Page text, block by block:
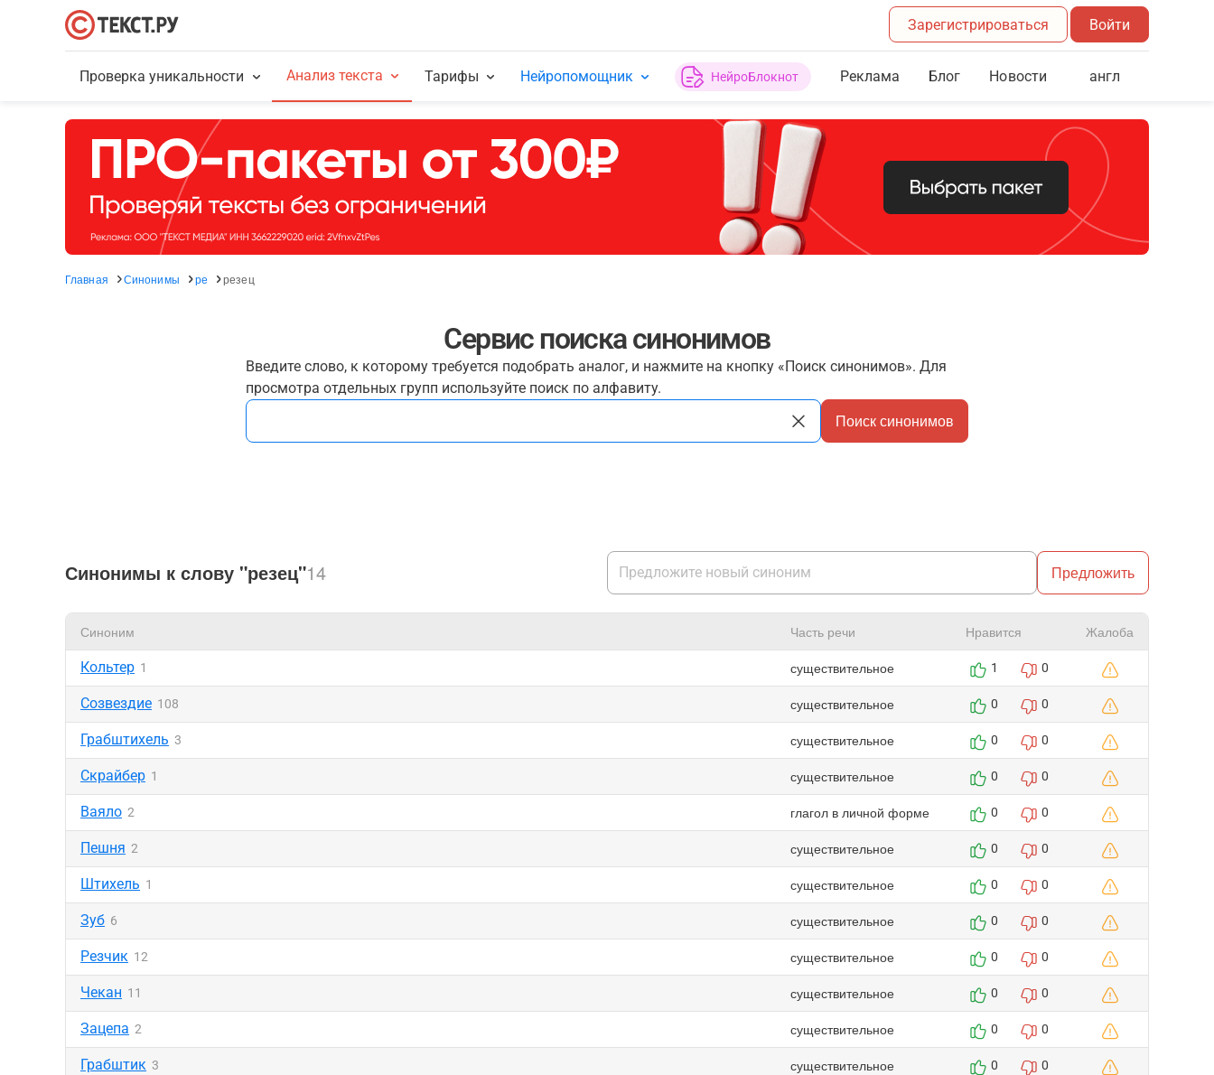
Зарегистрироваться Войти
Проверка уникальности Анализ текста Тарифы Нейропомощник НейроБлокнот Реклама Блог Новости англ
Главная Синонимы ре резец
Сервис поиска синонимов
Введите слово, к которому требуется подобрать аналог, и нажмите на кнопку «Поиск синонимов». Для
просмотра отдельных групп используйте поиск по алфавиту.
Поиск синонимов
Синонимы к слову "резец"14 Предложить
Синоним Часть речи Нравится Жалоба
Кольтер 1 существительное 1 0
Созвездие 108 существительное 0 0
Грабштихель 3 существительное 0 0
Скрайбер 1 существительное 0 0
Ваяло 2 глагол в личной форме 0 0
Пешня 2 существительное 0 0
Штихель 1 существительное 0 0
Зуб 6 существительное 0 0
Резчик 12 существительное 0 0
Чекан 11 существительное 0 0
Зацепа 2 существительное 0 0
Грабштик 3 существительное 0 0